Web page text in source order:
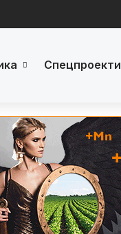
Спецпроекти